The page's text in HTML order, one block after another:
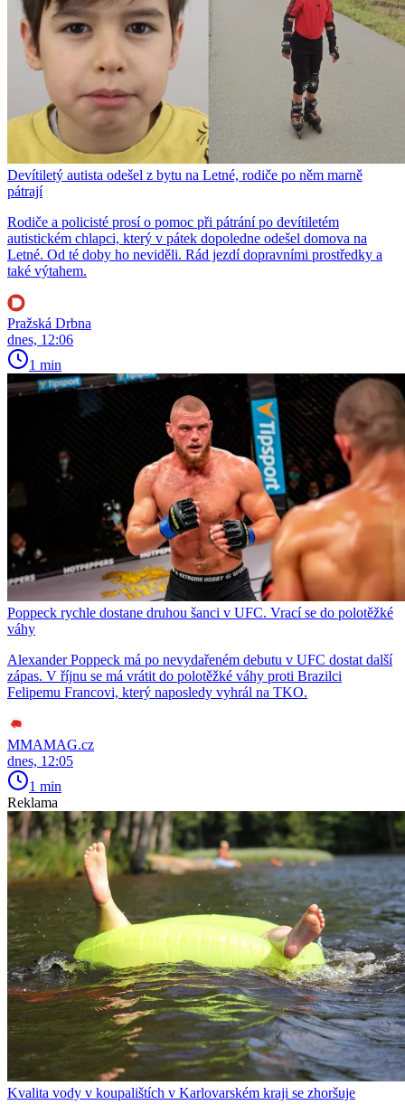
Devítiletý autista odešel z bytu na Letné, rodiče po něm marně
pátrají
Rodiče a policisté prosí o pomoc při pátrání po devítiletém
autistickém chlapci, který v pátek dopoledne odešel domova na
Letné. Od té doby ho neviděli. Rád jezdí dopravními prostředky a
také výtahem.
Pražská Drbna
dnes, 12:06
1 min
Poppeck rychle dostane druhou šanci v UFC. Vrací se do polotěžké
váhy
Alexander Poppeck má po nevydařeném debutu v UFC dostat další
zápas. V říjnu se má vrátit do polotěžké váhy proti Brazilci
Felipemu Francovi, který naposledy vyhrál na TKO.
MMAMAG.cz
dnes, 12:05
1 min
Reklama
Kvalita vody v koupalištích v Karlovarském kraji se zhoršuje